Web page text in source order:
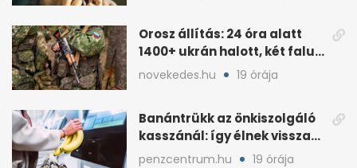
Orosz állítás: 24 óra alatt
1400+ ukrán halott, két falu
elfoglalva
novekedes.hu 19 órája
Banántrükk az önkiszolgáló
kasszánál: így élnek vissza
egyes vevők
penzcentrum.hu 19 órája